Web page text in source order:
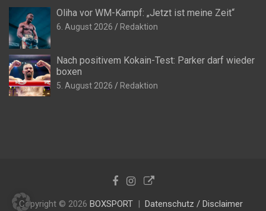
Oliha vor WM-Kampf: „Jetzt ist meine Zeit“
6. August 2026 Redaktion
Nach positivem Kokain-Test: Parker darf wieder
boxen
5. August 2026 Redaktion
Copyright © 2026 BOXSPORT Datenschutz / Disclaimer